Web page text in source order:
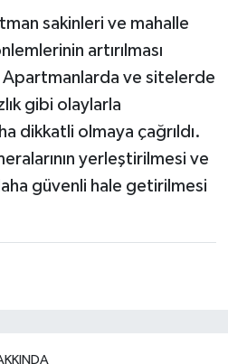
sakinleri ve mahalle
artırılması
ve sitelerde
gibi olaylarla
dikkatli olmaya çağrıldı.
yerleştirilmesi ve
güvenli hale getirilmesi